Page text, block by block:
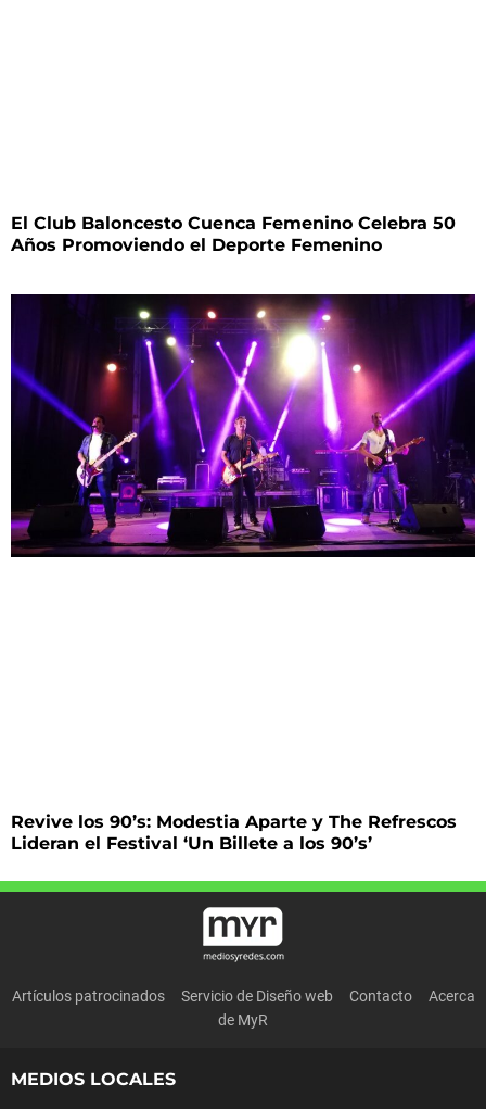
El Club Baloncesto Cuenca Femenino Celebra 50
Años Promoviendo el Deporte Femenino
Revive los 90’s: Modestia Aparte y The Refrescos
Lideran el Festival ‘Un Billete a los 90’s’
Artículos patrocinados Servicio de Diseño web Contacto
Acerca
de MyR
MEDIOS LOCALES